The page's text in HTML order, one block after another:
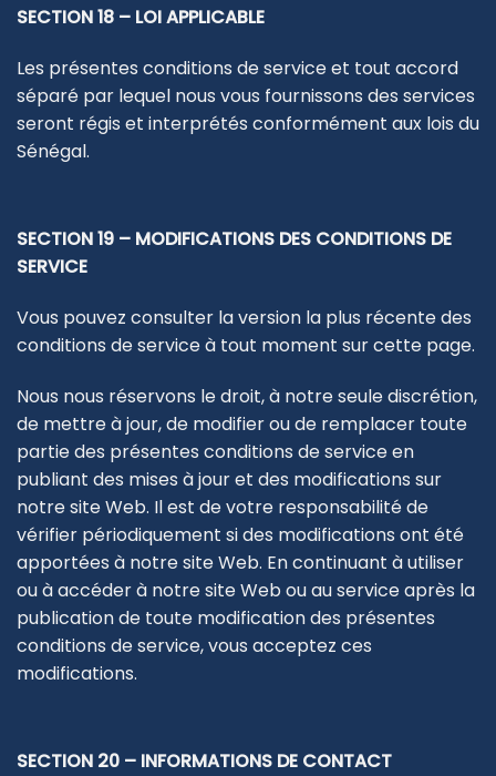
SECTION 18 – LOI APPLICABLE
Les présentes conditions de service et tout accord
séparé par lequel nous vous fournissons des services
seront régis et interprétés conformément aux lois du
Sénégal.
SECTION 19 – MODIFICATIONS DES CONDITIONS DE
SERVICE
Vous pouvez consulter la version la plus récente des
conditions de service à tout moment sur cette page.
Nous nous réservons le droit, à notre seule discrétion,
de mettre à jour, de modifier ou de remplacer toute
partie des présentes conditions de service en
publiant des mises à jour et des modifications sur
notre site Web. Il est de votre responsabilité de
vérifier périodiquement si des modifications ont été
apportées à notre site Web. En continuant à utiliser
ou à accéder à notre site Web ou au service après la
publication de toute modification des présentes
conditions de service, vous acceptez ces
modifications.
SECTION 20 – INFORMATIONS DE CONTACT